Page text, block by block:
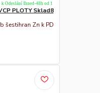
PLOTY Sklad8
šestihran Zn k PD
k Odeslání Ihned-48h od 1